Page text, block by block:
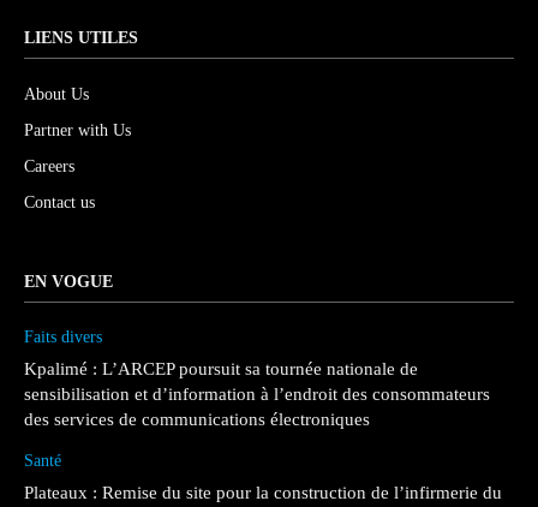
LIENS UTILES
About Us
Partner with Us
Careers
Contact us
EN VOGUE
Faits divers
Kpalimé : L’ARCEP poursuit sa tournée nationale de
sensibilisation et d’information à l’endroit des consommateurs
des services de communications électroniques
Santé
Plateaux : Remise du site pour la construction de l’infirmerie du